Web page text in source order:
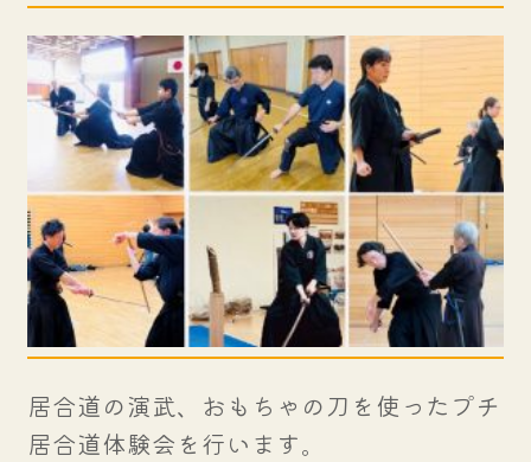
居合道の演武、おもちゃの刀を使ったプチ
居合道体験会を行います。